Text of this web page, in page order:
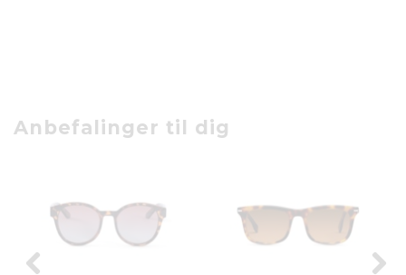
Anbefalinger til dig